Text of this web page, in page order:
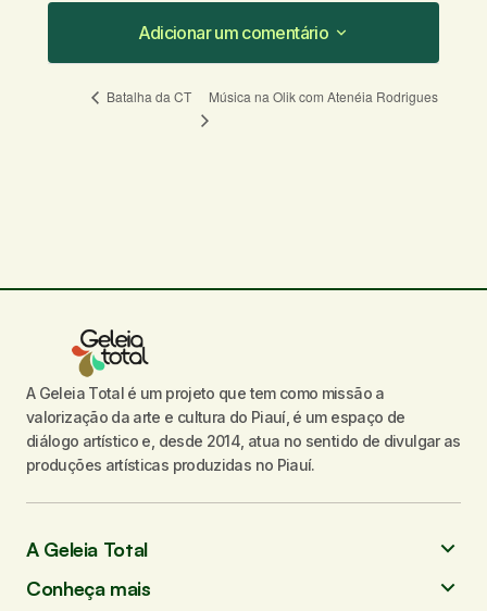
Adicionar um comentário
Adicionar um comentário
Seu nome*
Seu e-mail*
Enviar comentário
Batalha da CT Música na Olik com Atenéia Rodrigues
A Geleia Total é um projeto que tem como missão a
valorização da arte e cultura do Piauí, é um espaço de
diálogo artístico e, desde 2014, atua no sentido de divulgar as
produções artísticas produzidas no Piauí.
A Geleia Total
Conheça mais